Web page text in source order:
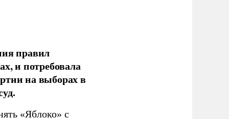
правил
и потребовала
на выборах в
«Яблоко» с